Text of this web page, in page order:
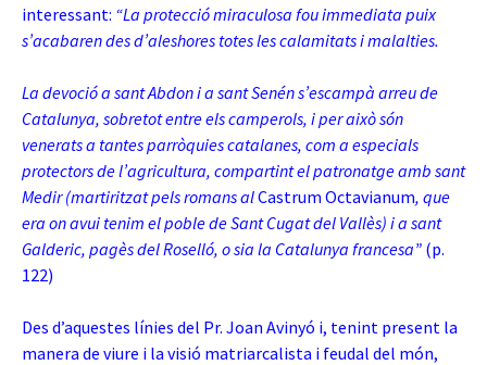
interessant: “La protecció miraculosa fou immediata puix
s’acabaren des d’aleshores totes les calamitats i malalties.
La devoció a sant Abdon i a sant Senén s’escampà arreu de
Catalunya, sobretot entre els camperols, i per això són
venerats a tantes parròquies catalanes, com a especials
protectors de l’agricultura, compartint el patronatge amb sant
Medir (martiritzat pels romans alCastrum Octavianum, que
era on avui tenim el poble de Sant Cugat del Vallès) i a sant
Galderic, pagès del Roselló, o sia la Catalunya francesa” (p.
122)
Des d’aquestes línies del Pr. Joan Avinyó i, tenint present la
manera de viure i la visió matriarcalista i feudal del món,